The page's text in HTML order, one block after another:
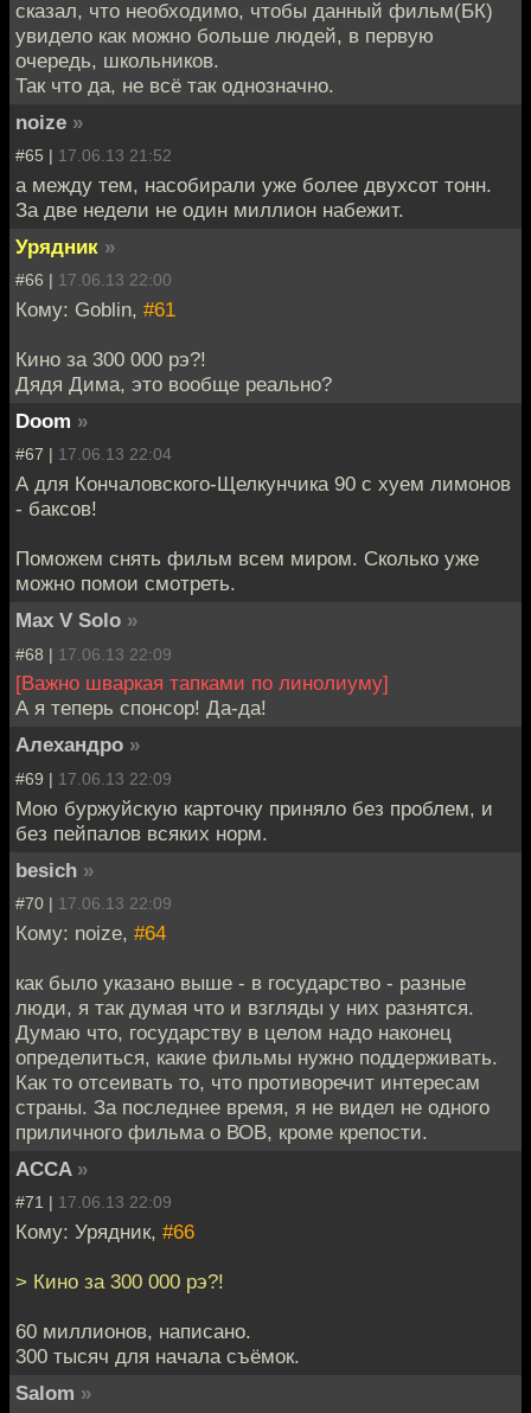
сказал, что необходимо, чтобы данный фильм(БК)
увидело как можно больше людей, в первую
очередь, школьников.
Так что да, не всё так однозначно.
noize »
#65 | 17.06.13 21:52
а между тем, насобирали уже более двухсот тонн.
За две недели не один миллион набежит.
Урядник »
#66 | 17.06.13 22:00
Кому: Goblin, #61
Кино за 300 000 рэ?!
Дядя Дима, это вообще реально?
Doom »
#67 | 17.06.13 22:04
А для Кончаловского-Щелкунчика 90 с хуем лимонов
- баксов!
Поможем снять фильм всем миром. Сколько уже
можно помои смотреть.
Max V Solo »
#68 | 17.06.13 22:09
[Важно шваркая тапками по линолиуму]
А я теперь спонсор! Да-да!
Алехандро »
#69 | 17.06.13 22:09
Мою буржуйскую карточку приняло без проблем, и
без пейпалов всяких норм.
besich »
#70 | 17.06.13 22:09
Кому: noize, #64
как было указано выше - в государство - разные
люди, я так думая что и взгляды у них разнятся.
Думаю что, государству в целом надо наконец
определиться, какие фильмы нужно поддерживать.
Как то отсеивать то, что противоречит интересам
страны. За последнее время, я не видел не одного
приличного фильма о ВОВ, кроме крепости.
ACCA »
#71 | 17.06.13 22:09
Кому: Урядник, #66
> Кино за 300 000 рэ?!
60 миллионов, написано.
300 тысяч для начала съёмок.
Salom »